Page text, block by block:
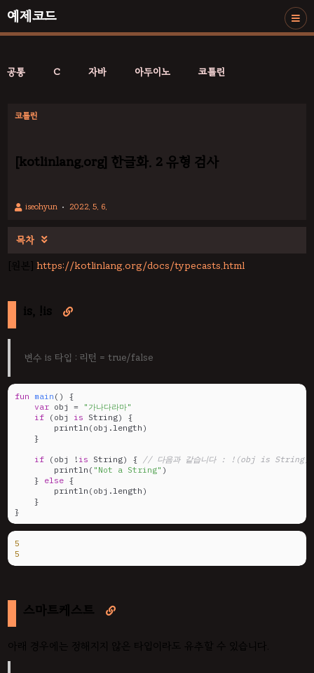
예제코드
공통 C 자바 아두이노 코틀린
코틀린
[kotlinlang.org] 한글화. 2 유형 검사
iseohyun 2022. 5. 6.
목차 
[원본] https://kotlinlang.org/docs/typecasts.html
is, !is 
변수 is 타입 : 리턴 = true/false
fun main ()
{
var obj = "가나다라마"
if (obj is String) {
        println(obj.length)
    }
if (obj ! is String) { // 다음과 같습니다 : !(obj is String)
        println(
"Not a String" )
    }
else {
        println(obj.length)
    }
}
5
5
스마트케스트 
아래 경우에는 정해지지 않은 타입이라도 유추할 수 있습니다.